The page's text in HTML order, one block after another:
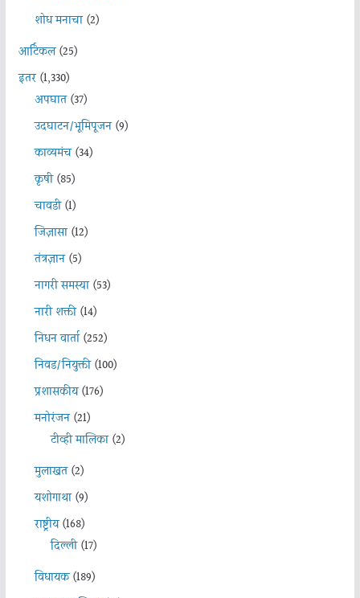
शोध मनाचा(2)
आर्टिकल(25)
इतर(1,330)
अपघात(37)
उदघाटन/भूमिपूजन(9)
काव्यमंच(34)
कृषी(85)
चावडी(1)
जिज्ञासा(12)
तंत्रज्ञान(5)
नागरी समस्या(53)
नारी शक्ती(14)
निधन वार्ता(252)
निवड/नियुक्ती(100)
प्रशासकीय(176)
मनोरंजन(21)
टीव्ही मालिका(2)
मुलाखत(2)
यशोगाथा(9)
राष्ट्रीय(168)
दिल्ली(17)
विधायक(189)